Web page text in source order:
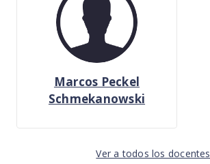
Marcos Peckel
Schmekanowski
Ver a todos los docentes